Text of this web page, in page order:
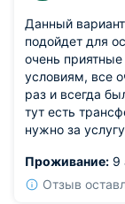
Данный
подойдет для
очень
условиям, все
раз и всегда
тут есть
нужно за
Проживание: 9
Отзыв